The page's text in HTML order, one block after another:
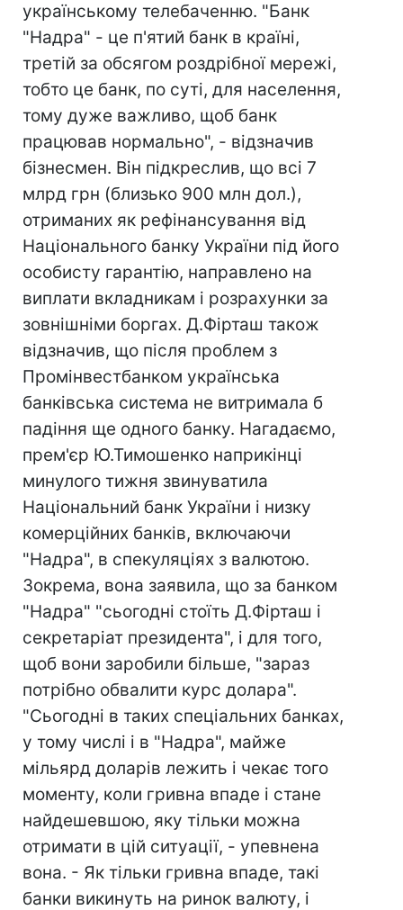
українському телебаченню. "Банк
"Надра" - це п'ятий банк в країні,
третій за обсягом роздрібної мережі,
тобто це банк, по суті, для населення,
тому дуже важливо, щоб банк
працював нормально", - відзначив
бізнесмен. Він підкреслив, що всі 7
млрд грн (близько 900 млн дол.),
отриманих як рефінансування від
Національного банку України під його
особисту гарантію, направлено на
виплати вкладникам і розрахунки за
зовнішніми боргах. Д.Фірташ також
відзначив, що після проблем з
Промінвестбанком українська
банківська система не витримала б
падіння ще одного банку. Нагадаємо,
прем'єр Ю.Тимошенко наприкінці
минулого тижня звинуватила
Національний банк України і низку
комерційних банків, включаючи
"Надра", в спекуляціях з валютою.
Зокрема, вона заявила, що за банком
"Надра" "сьогодні стоїть Д.Фірташ і
секретаріат президента", і для того,
щоб вони заробили більше, "зараз
потрібно обвалити курс долара".
"Сьогодні в таких спеціальних банках,
у тому числі і в "Надра", майже
мільярд доларів лежить і чекає того
моменту, коли гривна впаде і стане
найдешевшою, яку тільки можна
отримати в цій ситуації, - упевнена
вона. - Як тільки гривна впаде, такі
банки викинуть на ринок валюту, і